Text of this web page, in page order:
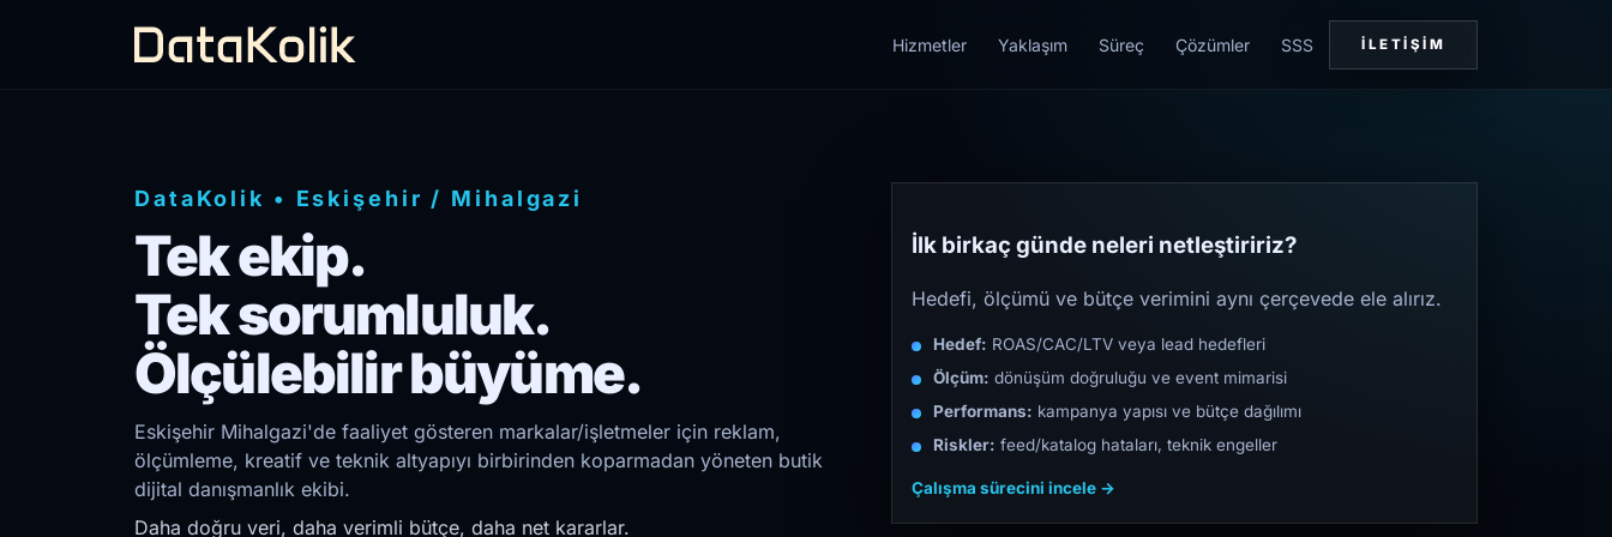
Hizmetler Yaklaşım Süreç Çözümler SSS İLETIŞIM
DataKolik • Eskişehir / Mihalgazi
Tek ekip.
Tek sorumluluk.
Ölçülebilir büyüme.
Eskişehir Mihalgazi'de faaliyet gösteren markalar/işletmeler için reklam,
ölçümleme, kreatif ve teknik altyapıyı birbirinden koparmadan yöneten butik
dijital danışmanlık ekibi.
Daha doğru veri, daha verimli bütçe, daha net kararlar.
İlk birkaç günde neleri netleştiririz?
Hedefi, ölçümü ve bütçe verimini aynı çerçevede ele alırız.
Hedef: ROAS/CAC/LTV veya lead hedefleri
Ölçüm: dönüşüm doğruluğu ve event mimarisi
Performans: kampanya yapısı ve bütçe dağılımı
Riskler: feed/katalog hataları, teknik engeller
Çalışma sürecini incele →